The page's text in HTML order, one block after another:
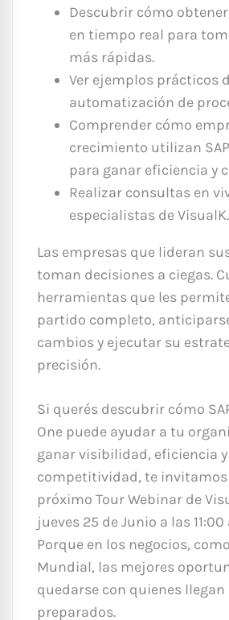
Descubrir cómo
en tiempo real para
más rápidas.
Ver ejemplos prácticos
automatización de
Comprender cómo
crecimiento utilizan
para ganar eficiencia y
Realizar consultas en
especialistas de VisualK.
Las empresas que lideran
toman decisiones a ciegas.
herramientas que les
partido completo,
cambios y ejecutar su
precisión.
Si querés descubrir cómo
One puede ayudar a tu
ganar visibilidad, eficiencia y
competitividad, te
próximo Tour Webinar de
jueves 25 de Junio a las
Porque en los negocios,
Mundial, las mejores
quedarse con quienes
preparados.